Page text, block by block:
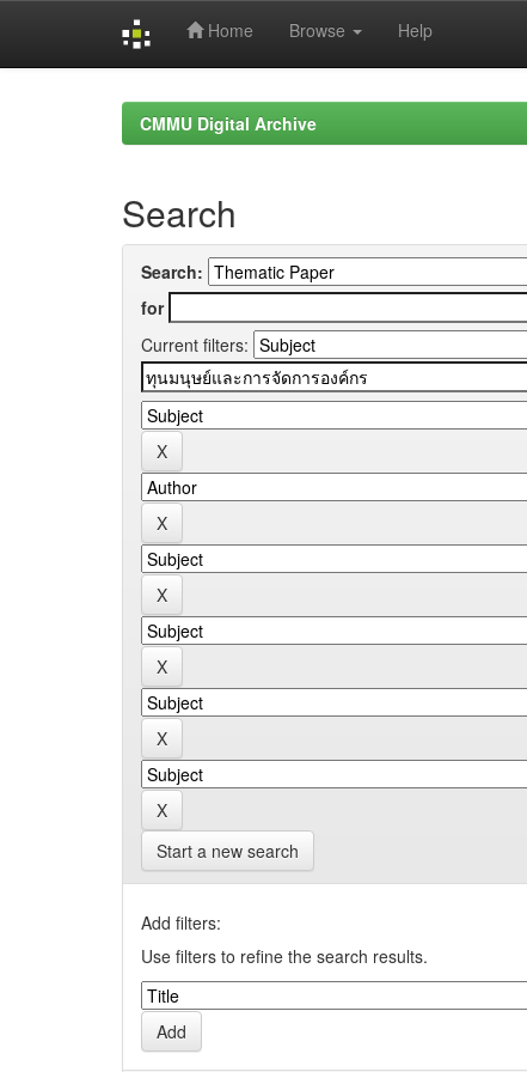
Home Browse Help
CMMU Digital Archive
Search
Search:
for
Current filters:
Start a new search
Add filters:
Use filters to refine the search results.